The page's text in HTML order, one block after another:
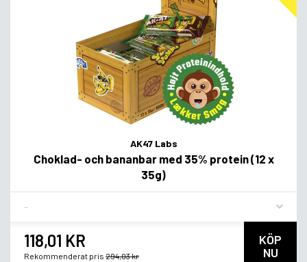
AK47 Labs
Choklad- och bananbar med 35% protein (12 x
35g)
118,01 KR
Rekommenderat pris 294,03 kr
KÖP
NU